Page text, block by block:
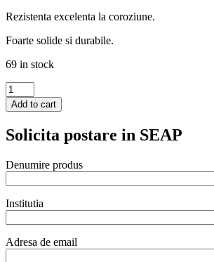
Rezistenta excelenta la coroziune.
Foarte solide si durabile.
69 in stock
Tava
Hendi
Gastronorm
2/4
mm
lt
-
gama
Profi
Line,
otel
Add to cart
Solicita postare in SEAP
Denumire produs
Institutia
Adresa de email